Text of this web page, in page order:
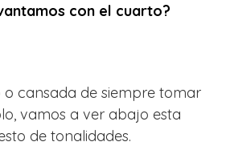
con el cuarto?
o cansada de siempre tomar
vamos a ver abajo esta
de tonalidades.